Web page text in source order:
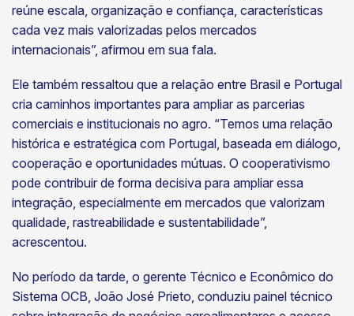
reúne escala, organização e confiança, características
cada vez mais valorizadas pelos mercados
internacionais”, afirmou em sua fala.
Ele também ressaltou que a relação entre Brasil e Portugal
cria caminhos importantes para ampliar as parcerias
comerciais e institucionais no agro. “Temos uma relação
histórica e estratégica com Portugal, baseada em diálogo,
cooperação e oportunidades mútuas. O cooperativismo
pode contribuir de forma decisiva para ampliar essa
integração, especialmente em mercados que valorizam
qualidade, rastreabilidade e sustentabilidade”,
acrescentou.
No período da tarde, o gerente Técnico e Econômico do
Sistema OCB, João José Prieto, conduziu painel técnico